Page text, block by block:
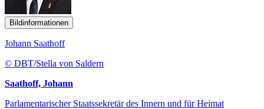
Bildinformationen
Johann Saathoff
© DBT/Stella von Saldern
Saathoff, Johann
Parlamentarischer Staatssekretär des Innern und für Heimat